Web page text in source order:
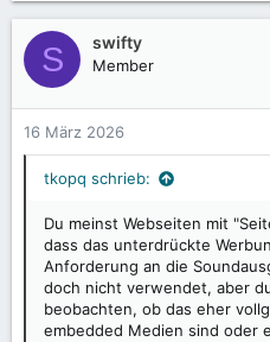
S swifty
Member
16 März 2026
tkopq schrieb:
Du meinst Webseiten mit
dass das unterdrückte
Anforderung an die
doch nicht verwendet, aber
beobachten, ob das eher
embedded Medien sind oder